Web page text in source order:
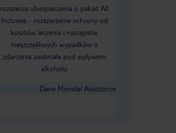
rozszerza ubezpieczenia o pakiet All
Inclusive - rozszerzenie ochrony od
kosztów leczenia i następstw
nieszczęśliwych wypadków o
zdarzenia zaistniałe pod wpływem
alkoholu
Dane Mondial Assistance